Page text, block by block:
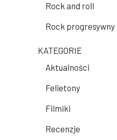
Rock and roll
Rock progresywny
KATEGORIE
Aktualności
Felietony
Filmiki
Recenzje